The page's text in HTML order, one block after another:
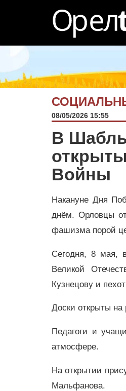
08/05/2026 15:55
В
Войны
Накануне Дня
днём. Орловцы
фашизма порой
Сегодня, 8 мая,
Великой
Кузнецову и
Доски открыты на
Педагоги и
атмосфере.
На открытии
Мальфанова.